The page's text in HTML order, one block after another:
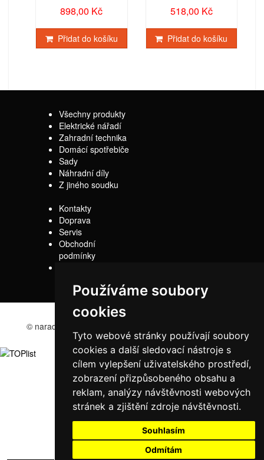
Používáme soubory
cookies
Tyto webové stránky používají soubory
cookies a další sledovací nástroje s
cílem vylepšení uživatelského prostředí,
zobrazení přizpůsobeného obsahu a
reklam, analýzy návštěvnosti webových
stránek a zjištění zdroje návštěvnosti.
Souhlasím
Odmítám
898,00 Kč
Přidat do košíku
518,00 Kč
Přidat do košíku
Všechny produkty
Elektrické nářadí
Zahradní technika
Domácí spotřebiče
Sady
Náhradní díly
Z jiného soudku
Kontakty
Doprava
Servis
Obchodní
podmínky
© naradi-bd.cz 2016